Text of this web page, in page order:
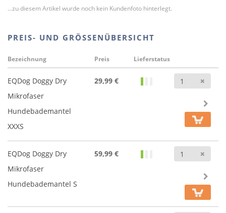
...zu diesem Artikel wurde noch kein Kundenfoto hinterlegt.
PREIS- UND GRÖSSENÜBERSICHT
Bezeichnung Preis Lieferstatus
EQDog Doggy Dry
Mikrofaser
Hundebademantel
XXXS
29,99 €
EQDog Doggy Dry
Mikrofaser
Hundebademantel S
59,99 €